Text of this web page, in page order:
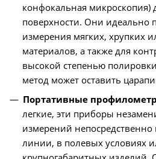
конфокальная микроскопия)
поверхности. Они идеально
измерения мягких, хрупких
материалов, а также для
высокой степенью
метод может оставить
Портативные
легкие, эти приборы
измерений
линии, в полевых условиях